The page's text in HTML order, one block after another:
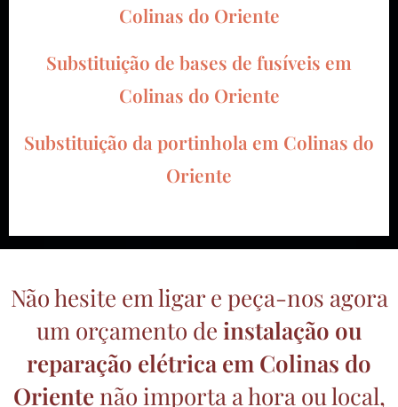
Colinas do Oriente
Substituição de bases de fusíveis em
Colinas do Oriente
Substituição da portinhola em Colinas do
Oriente
Não hesite em ligar e peça-nos agora
um orçamento de instalação ou
reparação elétrica em Colinas do
Oriente não importa a hora ou local,